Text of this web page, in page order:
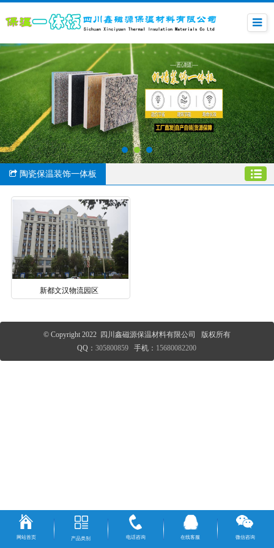
陶瓷保温装饰一体板
新都文汉物流园区
© Copyright 2022 四川鑫磁源保温材料有限公司 版权所有
QQ：305800859 手机： 15680082200
网站首页 产品类别 电话咨询 在线客服 微信咨询